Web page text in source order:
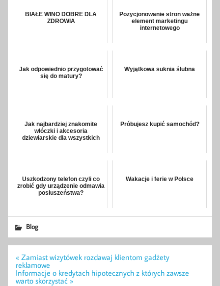
BIAŁE WINO DOBRE DLA
ZDROWIA
Pozycjonowanie stron ważne
element marketingu
internetowego
Jak odpowiednio przygotować
się do matury?
Wyjątkowa suknia ślubna
Jak najbardziej znakomite
włóczki i akcesoria
dziewiarskie dla wszystkich
Próbujesz kupić samochód?
Uszkodzony telefon czyli co
zrobić gdy urządzenie odmawia
posłuszeństwa?
Wakacje i ferie w Polsce
Blog
Nawigacja
wpisu
« Zamiast wizytówek rozdawaj klientom gadżety
reklamowe
Informacje o kredytach hipotecznych z których zawsze
warto skorzystać »